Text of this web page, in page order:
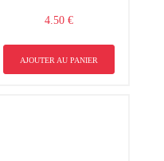
4.50 €
AJOUTER AU PANIER